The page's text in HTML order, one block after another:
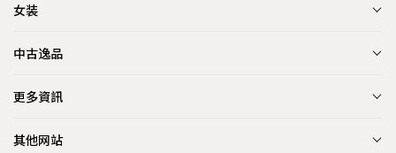
女装
中古逸品
更多資訊
其他网站